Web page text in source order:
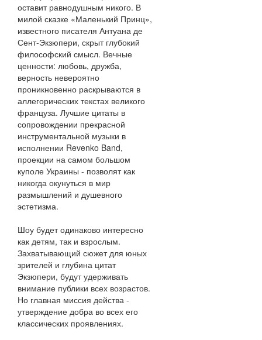
оставит равнодушным никого. В
милой сказке «Маленький Принц»,
известного писателя Антуана де
Сент-Экзюпери, скрыт глубокий
философский смысл. Вечные
ценности: любовь, дружба,
верность невероятно
проникновенно раскрываются в
аллегорических текстах великого
француза. Лучшие цитаты в
сопровождении прекрасной
инструментальной музыки в
исполнении Revenko Band,
проекции на самом большом
куполе Украины - позволят как
никогда окунуться в мир
размышлений и душевного
эстетизма.
Шоу будет одинаково интересно
как детям, так и взрослым.
Захватывающий сюжет для юных
зрителей и глубина цитат
Экзюпери, будут удерживать
внимание публики всех возрастов.
Но главная миссия действа -
утверждение добра во всех его
классических проявлениях.